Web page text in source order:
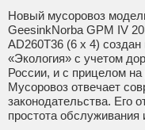
Новый мусоровоз
GeesinkNorba GPM IV
AD260T36 (6 x 4)
«Экология» с учетом
России, и с прицелом
Мусоровоз отвечает
законодательства. Его
простота обслуживания